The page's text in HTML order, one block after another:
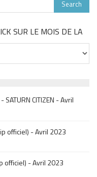
SUR LE MOIS DE LA
SATURN CITIZEN - Avril
officiel) - Avril 2023
officiel) - Avril 2023